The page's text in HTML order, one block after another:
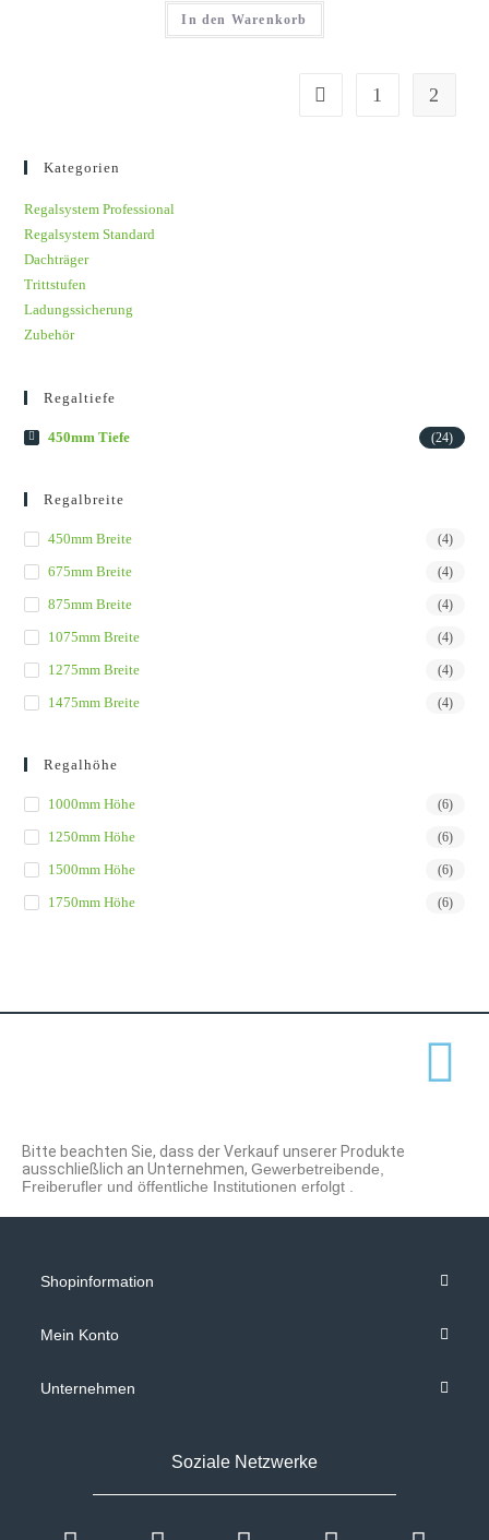
In den Warenkorb
1 2
Kategorien
Regalsystem Professional
Regalsystem Standard
Dachträger
Trittstufen
Ladungssicherung
Zubehör
Regaltiefe
450mm Tiefe (24)
Regalbreite
450mm Breite (4)
675mm Breite (4)
875mm Breite (4)
1075mm Breite (4)
1275mm Breite (4)
1475mm Breite (4)
Regalhöhe
1000mm Höhe (6)
1250mm Höhe (6)
1500mm Höhe (6)
1750mm Höhe (6)
Bitte beachten Sie, dass der Verkauf unserer Produkte
ausschließlich an Unternehmen, Gewerbetreibende,
Freiberufler und öffentliche Institutionen erfolgt .
Shopinformation
Mein Konto
Unternehmen
Soziale Netzwerke